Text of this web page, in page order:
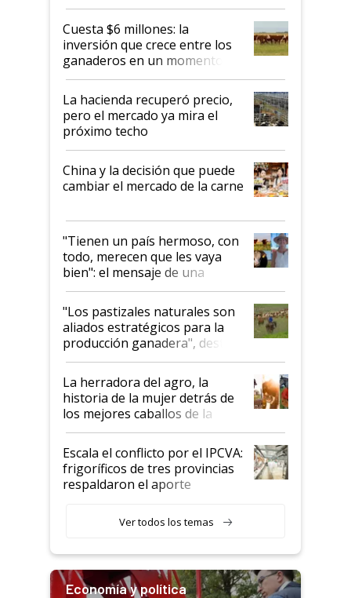
toca a algún productor”
Cuesta $6 millones: la
inversión que crece entre los
ganaderos en un momento
histórico para la actividad
La hacienda recuperó precio,
pero el mercado ya mira el
próximo techo
China y la decisión que puede
cambiar el mercado de la carne
"Tienen un país hermoso, con
todo, merecen que les vaya
bien": el mensaje de una
ganadera uruguaya sobre las
oportunidades que se abren
para el agro en Argentina, con
foco en la carne
"Los pastizales naturales son
aliados estratégicos para la
producción ganadera", destaca
la iniciativa que ya reúne a 46
establecimientos en Argentina
La herradora del agro, la
historia de la mujer detrás de
los mejores caballos de la
Argentina y los mitos que
todavía hacen sufrir a estos
animales: "Mientras me
descalificaban, yo seguí
haciendo currículum"
Escala el conflicto por el IPCVA:
frigoríficos de tres provincias
respaldaron el aporte
Ver todos los temas
Economía y política